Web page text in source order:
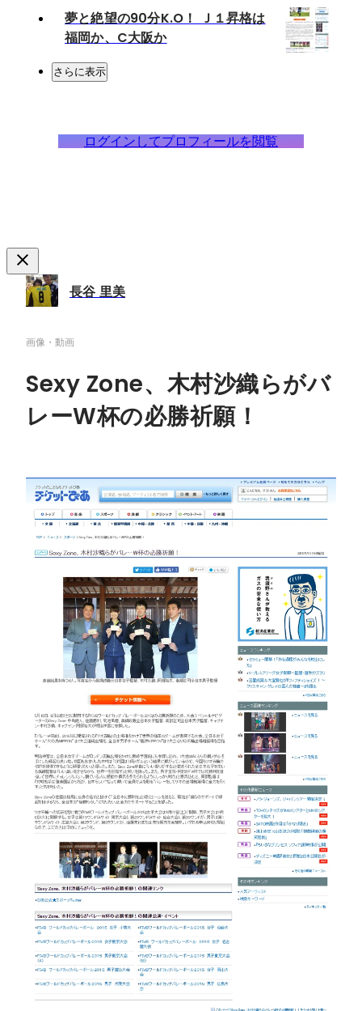
夢と絶望の90分K.O！ Ｊ１昇格は
福岡か、C大阪か
さらに表示
ログインしてプロフィールを閲覧
長谷 里美
画像・動画
Sexy Zone、木村沙織らがバ
レーW杯の必勝祈願！